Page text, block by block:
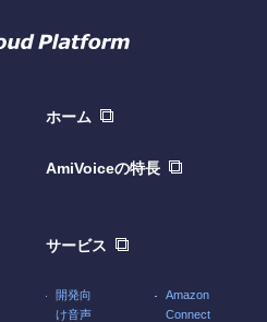
ホーム
AmiVoiceの特長
サービス
開発向
け音声
Amazon
Connect